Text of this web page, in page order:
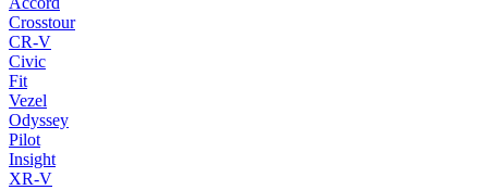
Crosstour
CR-V
Civic
Fit
Vezel
Odyssey
Pilot
Insight
XR-V